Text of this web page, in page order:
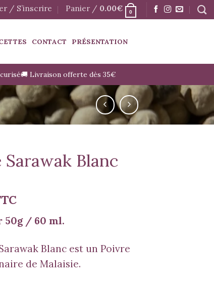
/ S’inscrire Panier / 0.00€ 0
CONTACT PRÉSENTATION
🚚 Livraison offerte dès 35€
Sarawak Blanc
50g / 60 ml.
Blanc est un Poivre
de Malaisie.